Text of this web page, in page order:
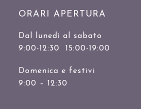
ORARI APERTURA
Dal lunedì al sabato
9:00-12:30 15:00-19:00
Domenica e festivi
9:00 – 12:30